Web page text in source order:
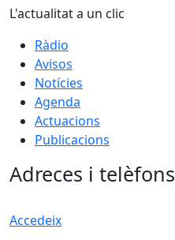
L'actualitat a un clic
Ràdio
Avisos
Notícies
Agenda
Actuacions
Publicacions
Adreces i telèfons
Accedeix